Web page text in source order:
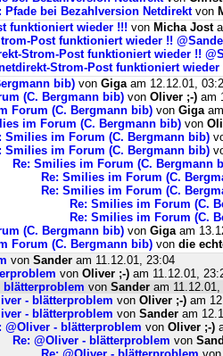
Pfade bei Bezahlversion Netdirektvon
funktioniert wieder !!! von Micha Jost
Post funktioniert wieder !!
Strom-Post funktioniert wieder !!
Strom-Post funktioniert
bib) von Gigaam 12.12.01,
(C. Bergmann bib) von Oliver ;-) am
Forum (C. Bergmann bib) von Giga
im Forum (C. Bergmann bib) von
Smilies im Forum (C. Bergmann bib)
Smilies im Forum (C. Bergmann bib)
Re: Smilies im Forum (C. Bergmann
Re: Smilies im Forum (C.
Re: Smilies im Forum (C.
Re: Smilies im Forum (C.
Re: Smilies im Forum (C.
(C. Bergmann bib) von Gigaam
Forum (C. Bergmann bib) von die
von Sander am 11.12.01, 23:04
von Oliver ;-) am 11.12.01,
blätterproblem von Sander am
- blätterproblem von Oliver ;-) am
- blätterproblem von Sander am
@Oliver - blätterproblem von Oliver ;-)
Re: @Oliver - blätterproblem von